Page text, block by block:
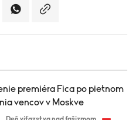
vencov v Moskve
Deň víťazstva nad fašizmom